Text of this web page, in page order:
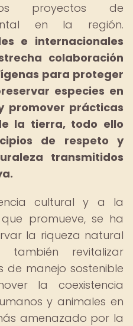
proyectos de
en la región.
e internacionales
colaboración
para proteger
especies en
promover prácticas
la tierra, todo ello
de respeto y
transmitidos
cultural y a la
promueve, se ha
la riqueza natural
revitalizar
de manejo sostenible
la coexistencia
y animales en
amenazado por la